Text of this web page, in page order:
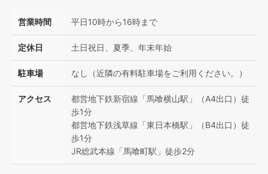
営業時間 平日10時から16時まで
定休日 土日祝日、夏季、年末年始
駐車場 なし（近隣の有料駐車場をご利用ください。）
アクセス
都営地下鉄新宿線「馬喰横山駅」（A4出口）徒
歩1分
都営地下鉄浅草線「東日本橋駅」（B4出口）徒
歩1分
JR総武本線「馬喰町駅」徒歩2分